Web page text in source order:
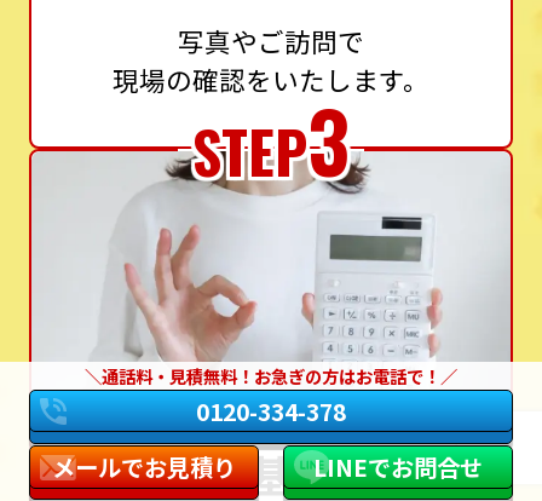
写真やご訪問で
現場の確認をいたします。
STEP3
設置基準に
通話料・見積無料！お急ぎの方はお電話で！
0120-334-378
メールでお見積り
LINEでお問合せ